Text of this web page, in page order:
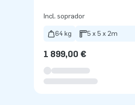
Incl. soprador
64 kg 5 x 5 x 2m
1 899,00 €